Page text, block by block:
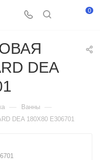
0
DEA
— Ванны —
DEA 180X80 E306701